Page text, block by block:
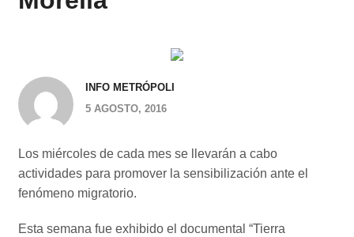
INFO METRÓPOLI
5 AGOSTO, 2016
Los miércoles de cada mes se llevarán a cabo
actividades para promover la sensibilización ante el
fenómeno migratorio.
Esta semana fue exhibido el documental “Tierra